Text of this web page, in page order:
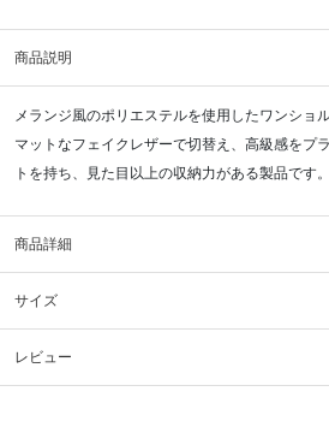
商品説明
メランジ風のポリエステルを使用したワンショル
マットなフェイクレザーで切替え、高級感をプ
トを持ち、見た目以上の収納力がある製品です。
商品詳細
サイズ
レビュー